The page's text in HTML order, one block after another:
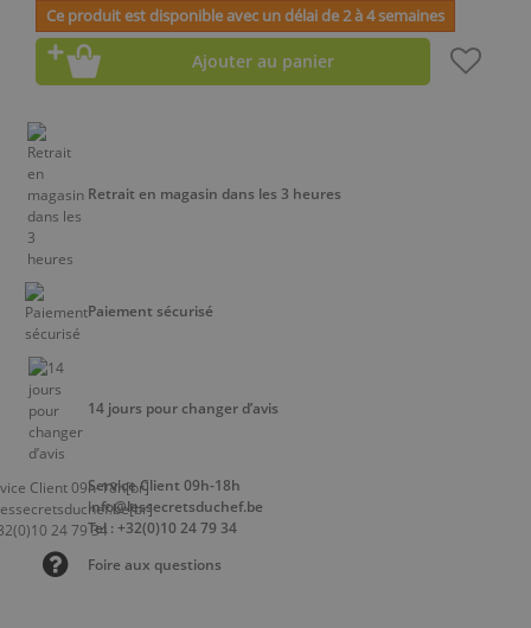
Ce produit est disponible avec un délai de 2 à 4 semaines
Ajouter au panier
Retrait en magasin dans les 3 heures
Paiement sécurisé
14 jours pour changer d’avis
Service Client 09h-18h
info@lessecretsduchef.be
Tel : +32(0)10 24 79 34
Foire aux questions